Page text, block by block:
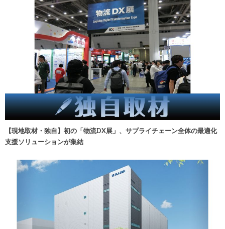
【現地取材・独自】初の「物流DX展」、サプライチェーン全体の最適化
支援ソリューションが集結